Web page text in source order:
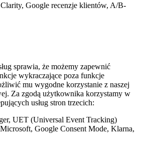
Google recenzje klientów, A/B-
sprawia, że możemy zapewnić
wykraczające poza funkcje
mu wygodne korzystanie z naszej
Za zgodą użytkownika korzystamy w
usług stron trzecich:
UET (Universal Event Tracking)
Google Consent Mode, Klarna,